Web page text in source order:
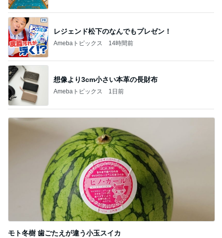
レジェンド松下のなんでもプレゼン！
Amebaトピックス 14時間前
想像より3cm小さい本革の長財布
Amebaトピックス 1日前
モト冬樹 歯ごたえが違う小玉スイカ